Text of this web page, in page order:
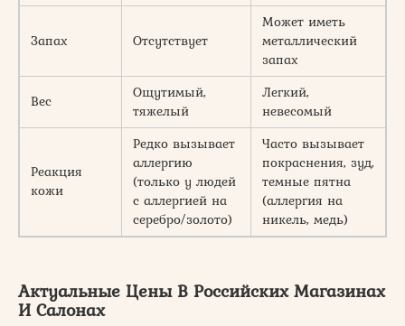
Запах Отсутствует
Может иметь
металлический
запах
Вес
Ощутимый,
тяжелый
Легкий,
невесомый
Реакция
кожи
Редко вызывает
аллергию
(только у людей
с аллергией на
серебро/золото)
Часто вызывает
покраснения, зуд,
темные пятна
(аллергия на
никель, медь)
Актуальные Цены В Российских Магазинах
И Салонах